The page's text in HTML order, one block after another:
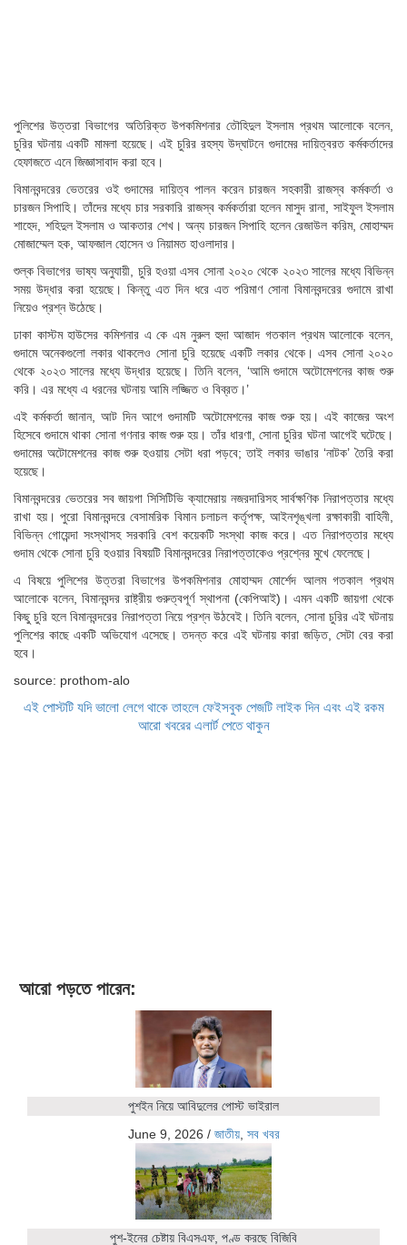
পুলিশের উত্তরা বিভাগের অতিরিক্ত উপকমিশনার তৌহিদুল ইসলাম প্রথম আলোকে বলেন,
চুরির ঘটনায় একটি মামলা হয়েছে। এই চুরির রহস্য উদ্‌ঘাটনে গুদামের দায়িত্বরত কর্মকর্তাদের
হেফাজতে এনে জিজ্ঞাসাবাদ করা হবে।
বিমানবন্দরের ভেতরের ওই গুদামের দায়িত্ব পালন করেন চারজন সহকারী রাজস্ব কর্মকর্তা ও
চারজন সিপাহি। তাঁদের মধ্যে চার সরকারি রাজস্ব কর্মকর্তারা হলেন মাসুদ রানা, সাইফুল ইসলাম
শাহেদ, শহিদুল ইসলাম ও আকতার শেখ। অন্য চারজন সিপাহি হলেন রেজাউল করিম, মোহাম্মদ
মোজাম্মেল হক, আফজাল হোসেন ও নিয়ামত হাওলাদার।
শুল্ক বিভাগের ভাষ্য অনুযায়ী, চুরি হওয়া এসব সোনা ২০২০ থেকে ২০২৩ সালের মধ্যে বিভিন্ন
সময় উদ্ধার করা হয়েছে। কিন্তু এত দিন ধরে এত পরিমাণ সোনা বিমানবন্দরের গুদামে রাখা
নিয়েও প্রশ্ন উঠেছে।
ঢাকা কাস্টম হাউসের কমিশনার এ কে এম নুরুল হুদা আজাদ গতকাল প্রথম আলোকে বলেন,
গুদামে অনেকগুলো লকার থাকলেও সোনা চুরি হয়েছে একটি লকার থেকে। এসব সোনা ২০২০
থেকে ২০২৩ সালের মধ্যে উদ্ধার হয়েছে। তিনি বলেন, ‘আমি গুদামে অটোমেশনের কাজ শুরু
করি। এর মধ্যে এ ধরনের ঘটনায় আমি লজ্জিত ও বিব্রত।’
এই কর্মকর্তা জানান, আট দিন আগে গুদামটি অটোমেশনের কাজ শুরু হয়। এই কাজের অংশ
হিসেবে গুদামে থাকা সোনা গণনার কাজ শুরু হয়। তাঁর ধারণা, সোনা চুরির ঘটনা আগেই ঘটেছে।
গুদামের অটোমেশনের কাজ শুরু হওয়ায় সেটা ধরা পড়বে; তাই লকার ভাঙার ‘নাটক’ তৈরি করা
হয়েছে।
বিমানবন্দরের ভেতরের সব জায়গা সিসিটিভি ক্যামেরায় নজরদারিসহ সার্বক্ষণিক নিরাপত্তার মধ্যে
রাখা হয়। পুরো বিমানবন্দরে বেসামরিক বিমান চলাচল কর্তৃপক্ষ, আইনশৃঙ্খলা রক্ষাকারী বাহিনী,
বিভিন্ন গোয়েন্দা সংস্থাসহ সরকারি বেশ কয়েকটি সংস্থা কাজ করে। এত নিরাপত্তার মধ্যে
গুদাম থেকে সোনা চুরি হওয়ার বিষয়টি বিমানবন্দরের নিরাপত্তাকেও প্রশ্নের মুখে ফেলেছে।
এ বিষয়ে পুলিশের উত্তরা বিভাগের উপকমিশনার মোহাম্মদ মোর্শেদ আলম গতকাল প্রথম
আলোকে বলেন, বিমানবন্দর রাষ্ট্রীয় গুরুত্বপূর্ণ স্থাপনা (কেপিআই)। এমন একটি জায়গা থেকে
কিছু চুরি হলে বিমানবন্দরের নিরাপত্তা নিয়ে প্রশ্ন উঠবেই। তিনি বলেন, সোনা চুরির এই ঘটনায়
পুলিশের কাছে একটি অভিযোগ এসেছে। তদন্ত করে এই ঘটনায় কারা জড়িত, সেটা বের করা
হবে।
source: prothom-alo
এই পোস্টটি যদি ভালো লেগে থাকে তাহলে ফেইসবুক পেজটি লাইক দিন এবং এই রকম
আরো খবরের এলার্ট পেতে থাকুন
আরো পড়তে পারেন:
পুশইন নিয়ে আবিদুলের পোস্ট ভাইরাল
June 9, 2026 / জাতীয়, সব খবর
পুশ-ইনের চেষ্টায় বিএসএফ, পণ্ড করছে বিজিবি